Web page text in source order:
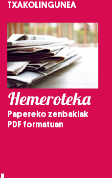
TXAKOLINGUNEA
Hemeroteka
Papereko zenbakiak
PDF formatuan